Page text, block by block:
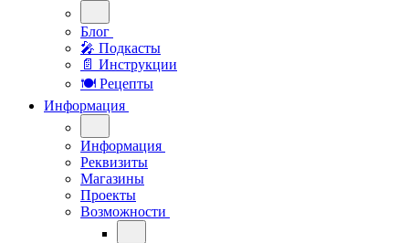
Блог
🎤︎︎ Подкасты
📄 Инструкции
🍽 Рецепты
Информация
Информация
Реквизиты
Магазины
Проекты
Возможности